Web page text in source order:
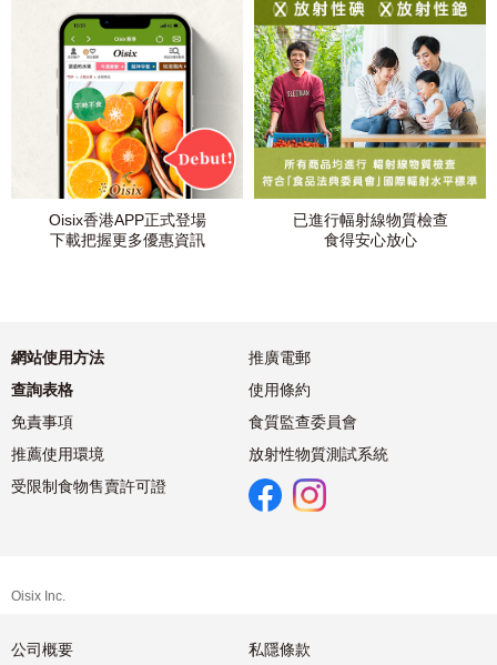
Oisix香港APP正式登場
下載把握更多優惠資訊
已進行幅射線物質檢查
食得安心放心
網站使用方法
推廣電郵
查詢表格
使用條約
免責事項
食質監查委員會
推薦使用環境
放射性物質測試系統
受限制食物售賣許可證
Oisix Inc.
公司概要 私隱條款